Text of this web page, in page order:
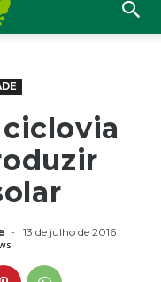
-
13 de julho de 2016